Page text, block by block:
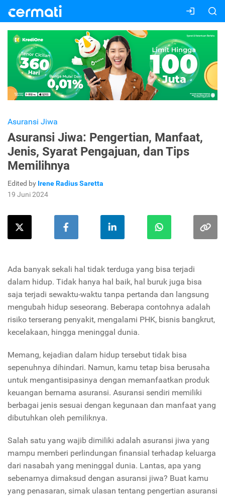
Asuransi Jiwa
Asuransi Jiwa: Pengertian, Manfaat,
Jenis, Syarat Pengajuan, dan Tips
Memilihnya
Edited by Irene Radius Saretta
19 Juni 2024
Ada banyak sekali hal tidak terduga yang bisa terjadi
dalam hidup. Tidak hanya hal baik, hal buruk juga bisa
saja terjadi sewaktu-waktu tanpa pertanda dan langsung
mengubah hidup seseorang. Beberapa contohnya adalah
risiko terserang penyakit, mengalami PHK, bisnis bangkrut,
kecelakaan, hingga meninggal dunia.
Memang, kejadian dalam hidup tersebut tidak bisa
sepenuhnya dihindari. Namun, kamu tetap bisa berusaha
untuk mengantisipasinya dengan memanfaatkan produk
keuangan bernama asuransi. Asuransi sendiri memiliki
berbagai jenis sesuai dengan kegunaan dan manfaat yang
dibutuhkan oleh pemiliknya.
Salah satu yang wajib dimiliki adalah asuransi jiwa yang
mampu memberi perlindungan finansial terhadap keluarga
dari nasabah yang meninggal dunia. Lantas, apa yang
sebenarnya dimaksud dengan asuransi jiwa? Buat kamu
yang penasaran, simak ulasan tentang pengertian asuransi